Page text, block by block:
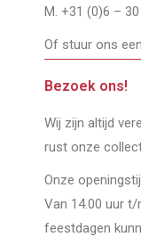
M. +31 (0)6 –
Of stuur ons
Bezoek ons!
Wij zijn altijd
rust onze
Onze
Van 14.00 uur t/
feestdagen